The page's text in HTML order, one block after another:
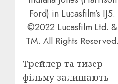
Ford) in Lucasfilm’s IJ5.
©2022 Lucasfilm Ltd. &
TM. All Rights Reserved.
Трейлер та тизер
фільму залишають